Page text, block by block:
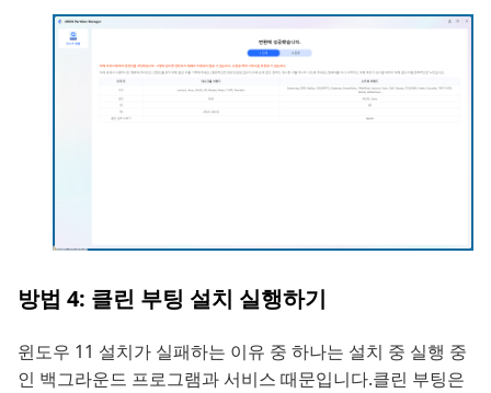
방법 4: 클린 부팅 설치 실행하기
윈도우 11 설치가 실패하는 이유 중 하나는 설치 중 실행 중
인 백그라운드 프로그램과 서비스 때문입니다.클린 부팅은